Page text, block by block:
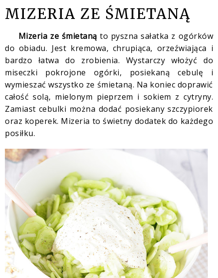
MIZERIA ZE ŚMIETANĄ
Mizeria ze śmietaną to pyszna sałatka z ogórków
do obiadu. Jest kremowa, chrupiąca, orzeźwiająca i
bardzo łatwa do zrobienia. Wystarczy włożyć do
miseczki pokrojone ogórki, posiekaną cebulę i
wymieszać wszystko ze śmietaną. Na koniec doprawić
całość solą, mielonym pieprzem i sokiem z cytryny.
Zamiast cebulki można dodać posiekany szczypiorek
oraz koperek. Mizeria to świetny dodatek do każdego
posiłku.